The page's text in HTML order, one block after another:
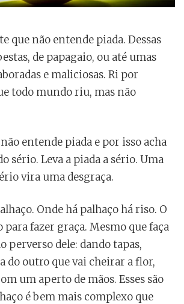
que não entende piada. Dessas
de papagaio, ou até umas
e maliciosas. Ri por
todo mundo riu, mas não
entende piada e por isso acha
sério. Leva a piada a sério. Uma
vira uma desgraça.
Onde há palhaço há riso. O
fazer graça. Mesmo que faça
perverso dele: dando tapas,
do outro que vai cheirar a flor,
um aperto de mãos. Esses são
é bem mais complexo que